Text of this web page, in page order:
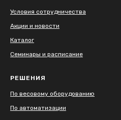
Условия сотрудничества
Акции и новости
Каталог
Семинары и расписание
РЕШЕНИЯ
По весовому оборудованию
По автоматизации